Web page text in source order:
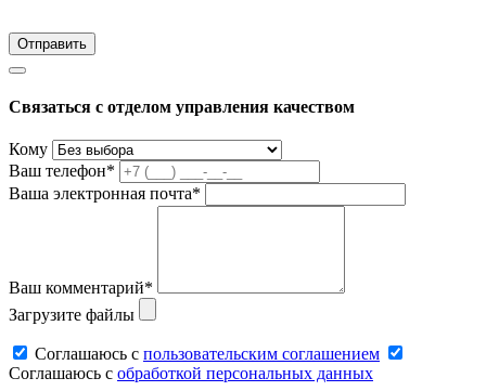
Связаться с отделом управления качеством
Кому
Ваш телефон*
Ваша электронная почта*
Ваш комментарий*
Загрузите файлы
Соглашаюсь c пользовательским соглашением
Соглашаюсь c обработкой персональных данных